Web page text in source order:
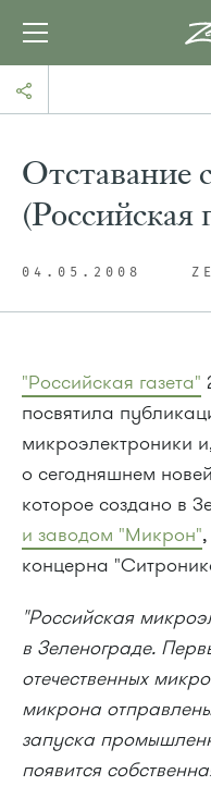
Отставание
(Российская
04.05.2008
"Российская газета"
посвятила
микроэлектроники
о сегодняшнем
которое создано в
и заводом "Микрон"
концерна
"Российская
в Зеленограде.
отечественных
микрона
запуска
появится